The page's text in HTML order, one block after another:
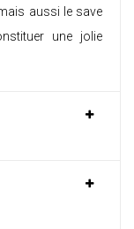
mais aussi le save
une jolie